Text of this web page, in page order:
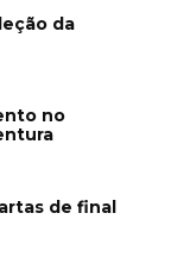
da
no
de final